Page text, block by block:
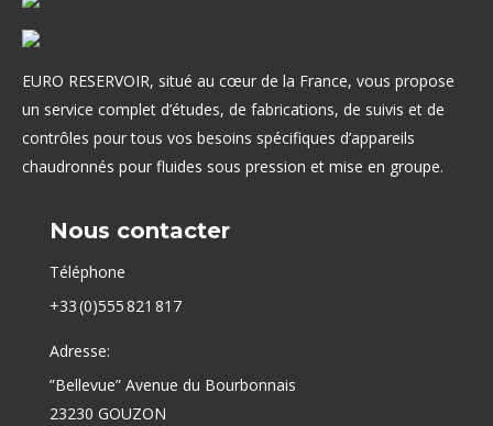
EURO RESERVOIR, situé au cœur de la France, vous propose
un service complet d’études, de fabrications, de suivis et de
contrôles pour tous vos besoins spécifiques d’appareils
chaudronnés pour fluides sous pression et mise en groupe.
Nous contacter
Téléphone
+33 (0)555 821 817
Adresse:
”Bellevue” Avenue du Bourbonnais
23230 GOUZON